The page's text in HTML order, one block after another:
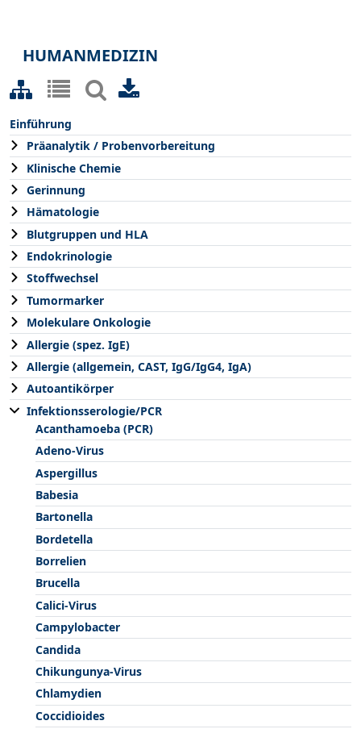
HUMANMEDIZIN
Einführung
Präanalytik / Probenvorbereitung
Klinische Chemie
Gerinnung
Hämatologie
Blutgruppen und HLA
Endokrinologie
Stoffwechsel
Tumormarker
Molekulare Onkologie
Allergie (spez. IgE)
Allergie (allgemein, CAST, IgG/IgG4, IgA)
Autoantikörper
Infektionsserologie/PCR
Acanthamoeba (PCR)
Adeno-Virus
Aspergillus
Babesia
Bartonella
Bordetella
Borrelien
Brucella
Calici-Virus
Campylobacter
Candida
Chikungunya-Virus
Chlamydien
Coccidioides